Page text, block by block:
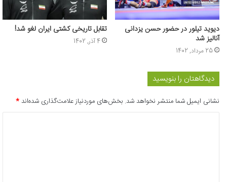
دیوید تیلور در حضور حسن یزدانی
آنالیز شد
25 مرداد, 1402
تقابل تاریخی کشتی ایران لغو شد!
4 آذر, 1402
دیدگاهتان را بنویسید
نشانی ایمیل شما منتشر نخواهد شد. بخش‌های موردنیاز علامت‌گذاری شده‌اند*